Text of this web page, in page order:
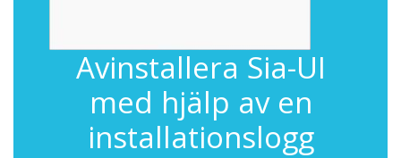
Avinstallera Sia-UI
med hjälp av en
installationslogg